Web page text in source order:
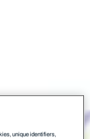
unique identifiers,